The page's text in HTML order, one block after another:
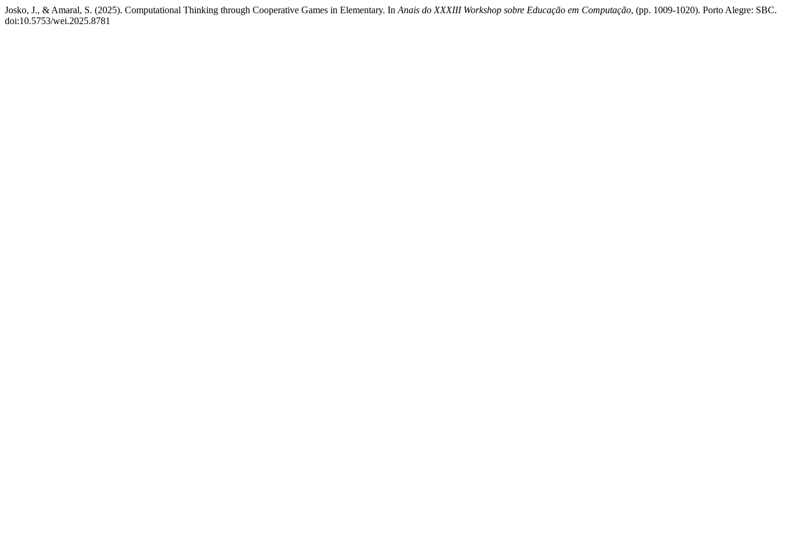
Josko, J., & Amaral, S. (2025). Computational Thinking through Cooperative Games in Elementary. In Anais do XXXIII Workshop sobre Educação em Computação, (pp. 1009-1020). Porto Alegre: SBC.
doi:10.5753/wei.2025.8781